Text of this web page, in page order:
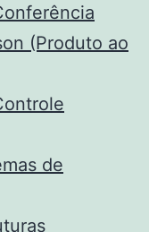
(Produto ao
de